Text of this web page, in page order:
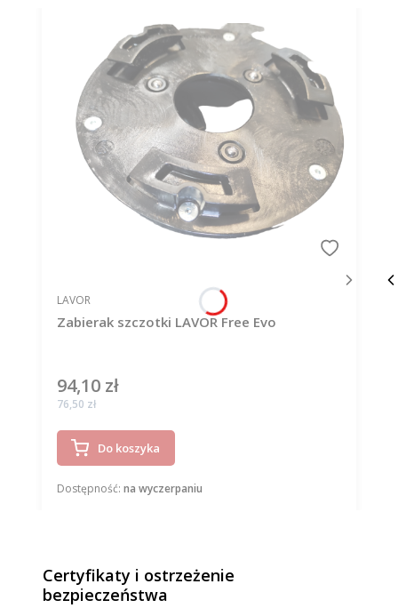
Zabierak szczotki LAVOR Free Evo
PRODUCENT
LAVOR
Cena
94,10 zł
Cena
76,50 zł
Do koszyka
Dostępność: na wyczerpaniu
Certyfikaty i ostrzeżenie
bezpieczeństwa